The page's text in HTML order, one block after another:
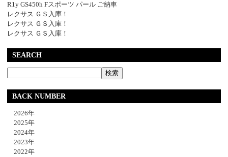
R1y GS450h Fスポーツ パール ご納車
レクサス ＧＳ入庫！
レクサス ＧＳ入庫！
レクサス ＧＳ入庫！
SEARCH
BACK NUMBER
2026年
2025年
2024年
2023年
2022年